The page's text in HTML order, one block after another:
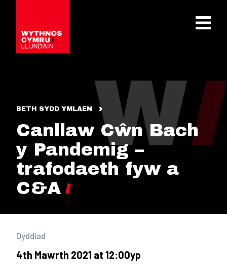
OPEN
BETH SYDD YMLAEN
Canllaw Cŵn Bach
y Pandemig –
trafodaeth fyw a
C&A
Dyddiad
4th Mawrth 2021 at 12:00yp